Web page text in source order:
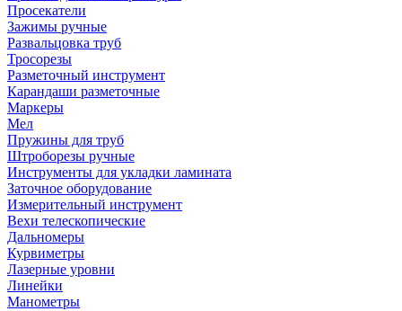
Просекатели
Зажимы ручные
Развальцовка труб
Тросорезы
Разметочный инструмент
Карандаши разметочные
Маркеры
Мел
Пружины для труб
Штроборезы ручные
Инструменты для укладки ламината
Заточное оборудование
Измерительный инструмент
Вехи телескопические
Дальномеры
Курвиметры
Лазерные уровни
Линейки
Манометры